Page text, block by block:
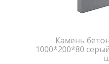
Камень
1000*200*80